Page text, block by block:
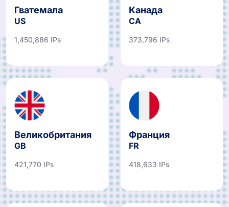
Гватемала
US
1,450,886 IPs
Канада
CA
373,796 IPs
Великобритания
GB
421,770 IPs
Франция
FR
418,633 IPs